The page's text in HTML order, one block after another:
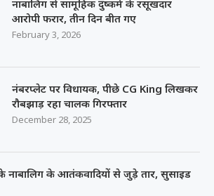
नाबालिग से सामूहिक दुष्कर्म के रसूखदार
आरोपी फरार, तीन दिन बीत गए
February 3, 2026
नंबरप्लेट पर विधायक, पीछे CG King लिखकर
रौबझाड़ रहा चालक गिरफ्तार
December 28, 2025
नाबालिग के आतंकवादियों से जुड़े तार, सुसाइड